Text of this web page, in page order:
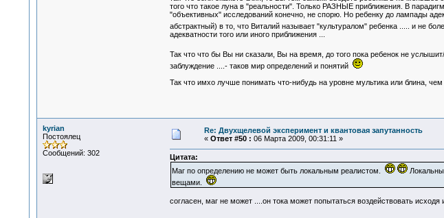
того что такое луна в "реальности". Только РАЗНЫЕ приближения. В
"объективных" исследований конечно, не спорю. Но ребенку до лампады
абстрактный) в то, что Виталий называет "культуралом" ребенка ..... и не
адекватности того или иного приближения ...
Так что что бы Вы ни сказали, Вы на время, до того пока ребенок не
заблуждение ....- таков мир определений и понятий
Так что имхо лучше понимать что-нибудь на уровне мультика или блина,
kyrian
Постоялец
Сообщений: 302
Re: Двухщелевой эксперимент и квантовая запутанность
« Ответ #50 : 06 Марта 2009, 00:31:11 »
Цитата:
Маг по определению не может быть локальным реалистом.
вещами.
согласен, маг не может ....он тока может попытаться воздействовать